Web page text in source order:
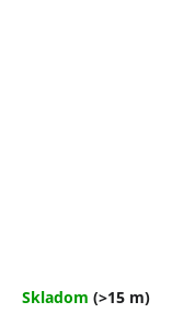
Skladom (>15 m)